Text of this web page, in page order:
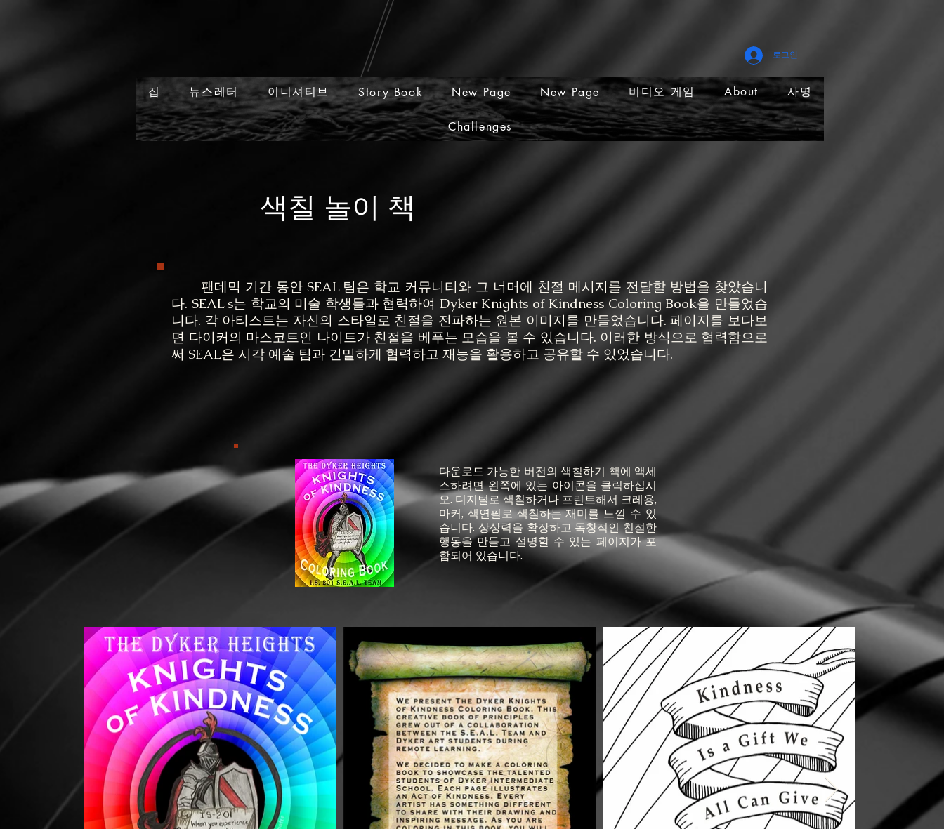
집 뉴스레터 이니셔티브 Story Book New Page New Page 비디오 게임 About 사명
Challenges
로그인
색칠 놀이 책
팬데믹 기간 동안 SEAL 팀은 학교 커뮤니티와 그 너머에 친절 메시지를 전달할 방법을 찾았습니
다. SEAL s는 학교의 미술 학생들과 협력하여 Dyker Knights of Kindness Coloring Book을 만들었습
니다. 각 아티스트는 자신의 스타일로 친절을 전파하는 원본 이미지를 만들었습니다. 페이지를 보다보
면 다이커의 마스코트인 나이트가 친절을 베푸는 모습을 볼 수 있습니다. 이러한 방식으로 협력함으로
써 SEAL은 시각 예술 팀과 긴밀하게 협력하고 재능을 활용하고 공유할 수 있었습니다.
다운로드 가능한 버전의 색칠하기 책에 액세
스하려면 왼쪽에 있는 아이콘을 클릭하십시
오. 디지털로 색칠하거나 프린트해서 크레용,
마커, 색연필로 색칠하는 재미를 느낄 수 있
습니다. 상상력을 확장하고 독창적인 친절한
행동을 만들고 설명할 수 있는 페이지가 포
함되어 있습니다.